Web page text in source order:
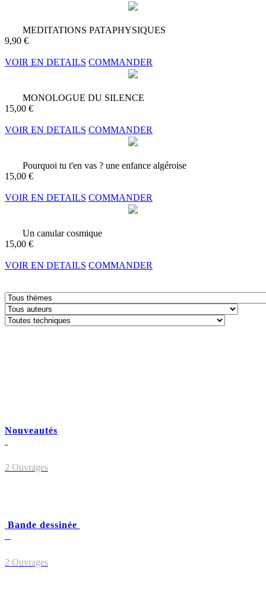
MEDITATIONS PATAPHYSIQUES
9,90 €
VOIR EN DETAILS COMMANDER
MONOLOGUE DU SILENCE
15,00 €
VOIR EN DETAILS COMMANDER
Pourquoi tu t'en vas ? une enfance algéroise
15,00 €
VOIR EN DETAILS COMMANDER
Un canular cosmique
15,00 €
VOIR EN DETAILS COMMANDER
Nouveautés
2 Ouvrages
Bande dessinée
2 Ouvrages